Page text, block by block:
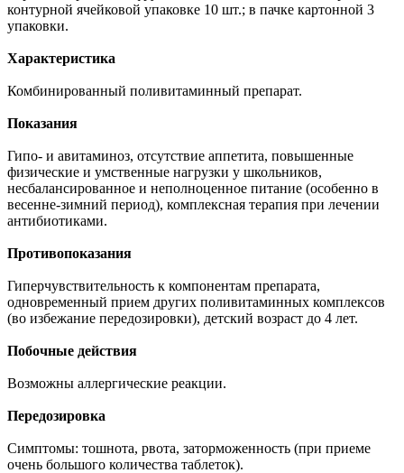
контурной ячейковой упаковке 10 шт.; в пачке картонной 3
упаковки.
Характеристика
Комбинированный поливитаминный препарат.
Показания
Гипо- и авитаминоз, отсутствие аппетита, повышенные
физические и умственные нагрузки у школьников,
несбалансированное и неполноценное питание (особенно в
весенне-зимний период), комплексная терапия при лечении
антибиотиками.
Противопоказания
Гиперчувствительность к компонентам препарата,
одновременный прием других поливитаминных комплексов
(во избежание передозировки), детский возраст до 4 лет.
Побочные действия
Возможны аллергические реакции.
Передозировка
Симптомы: тошнота, рвота, заторможенность (при приеме
очень большого количества таблеток).